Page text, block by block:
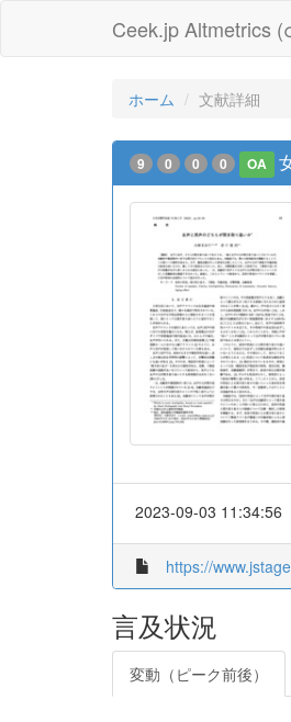
Ceek.jp Altmetrics
ホーム 文献詳細
9 0 0 0 OA
2023-09-03 11:34:56
https://
言及状況
変動（ピーク前後）